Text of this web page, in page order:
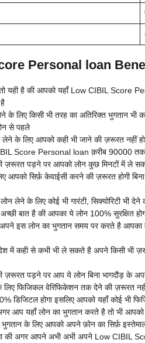
Personal loan
यही है की आपको यहाँ Low CIBIL Score
के लिए किसी भी तरह का अतिरिक्त भुगतान भी
से पहले
लेने के लिए आपको कही भी जाने की ज़रूरत
Score Personal loan क़रीब 90000
ज़रूरत पड़ने पर आपको लोन कुछ मिनटों में ले
आपको सिर्फ़ केवाईसी करने की ज़रूरत होगी
लेने के लिए कोई भी गारंटी, सिक्योरिटी भी देने
बात है की आपका ये लोन 100% सुरक्षित
इस लोन का भुगतान समय पर करते है आपका
में कही से कभी भी ले सकते है अपने किसी
ज़रूरत पड़ने पर आप ये लोन बिना भागदौड़ के
फिजिकल वेरिफिकेशन तक देने की ज़रूरत नहीं
डिजिटल होगा इसलिए आपको यहाँ कोई भी
आप यहाँ लोन का भुगतान करते है तो भी आपको
भुगतान के लिए आपको अपने फ़ोन का सिर्फ़
की अगर आपने अभी अभी अपने Low CIBIL